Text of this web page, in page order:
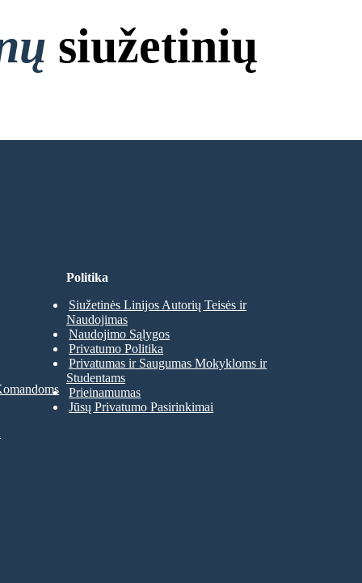
siužetinių
Prisijungti!
Politika
Siužetinės Linijos Autorių Teisės ir
Naudojimas
Naudojimo Sąlygos
Privatumo Politika
Privatumas ir Saugumas Mokykloms ir
Studentams
Prieinamumas
Jūsų Privatumo Pasirinkimai